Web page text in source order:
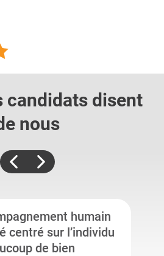
candidats disent
nous
humain
centré sur l’individu
de bien